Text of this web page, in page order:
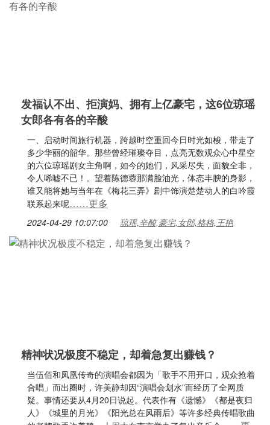
发福认不出、拒演妈、拥有上亿豪宅，这6位琼瑶
女郎各有各的辛酸
一、启动时间旅行机器，跨越时空重回今日时光如梭，带走了
多少华丽的韶华。那些曾经璀璨夺目，点亮无数观众心中星空
的六位琼瑶剧女主角啊，如今的她们，风采尽失，面貌全非，
令人唏嘘不已！。望着陈德蓉那满脸油光，体态丰腴的身影，
谁又能将她与当年在《梅花三弄》剧中饰演楚楚动人的白吟霞
联系起来呢……更多
2024-04-29 10:07:00 琼瑶,辛酸,豪宅,女郎,格格,王艳
精神状况极度不稳定，却着急复出赚钱？
当伍佰和凤凰传奇的演唱会都因为「歌手不用开口，观众抢着
合唱」而出圈时，许美静却因“演唱会划水”而经历了全网质
疑。事情还要从4月20日说起。代表作有《遗憾》《都是夜归
人》《城里的月光》《阳光总在风雨后》等许多经典传唱歌曲